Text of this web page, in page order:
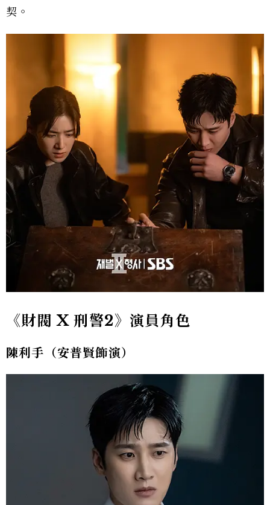
契。
《財閥 X 刑警2》演員角色
陳利手（安普賢飾演）